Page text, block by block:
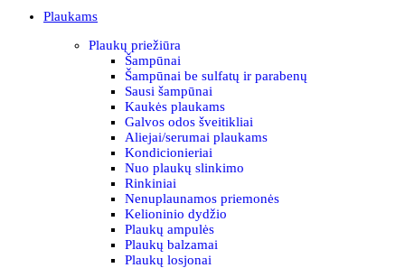
Plaukams
Plaukų priežiūra
Šampūnai
Šampūnai be sulfatų ir parabenų
Sausi šampūnai
Kaukės plaukams
Galvos odos šveitikliai
Aliejai/serumai plaukams
Kondicionieriai
Nuo plaukų slinkimo
Rinkiniai
Nenuplaunamos priemonės
Kelioninio dydžio
Plaukų ampulės
Plaukų balzamai
Plaukų losjonai